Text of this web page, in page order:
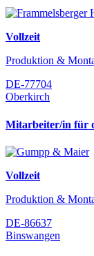
Vollzeit
Produktion &
DE-77704
Oberkirch
Mitarbeiter/in für
Vollzeit
Produktion &
DE-86637
Binswangen